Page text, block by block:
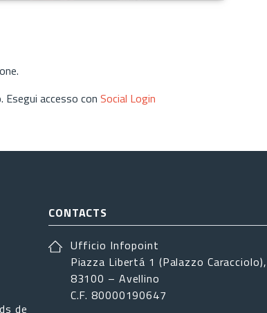
accesso con Social Login
de
CONTACTS
Ufficio Infopoint
Piazza Libertá 1 (Palazzo Caracciolo),
83100 – Avellino
C.F. 80000190647